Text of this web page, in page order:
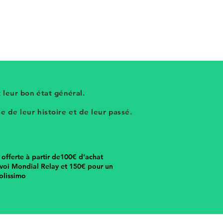
leur bon état général.
de leur histoire et de leur passé.
offerte à partir de100€ d'achat
Mondial Relay et 150€ pour un